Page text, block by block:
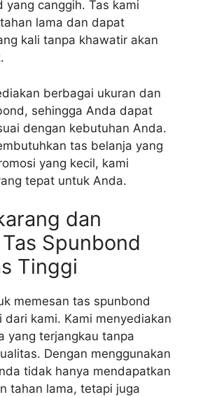
yang canggih. Tas kami
lama dan dapat
kali tanpa khawatir akan
berbagai ukuran dan
sehingga Anda dapat
dengan kebutuhan Anda.
tas belanja yang
yang kecil, kami
tepat untuk Anda.
dan
Spunbond
Tinggi
memesan tas spunbond
dari kami. Kami menyediakan
yang terjangkau tanpa
Dengan menggunakan
tidak hanya mendapatkan
tahan lama, tetapi juga